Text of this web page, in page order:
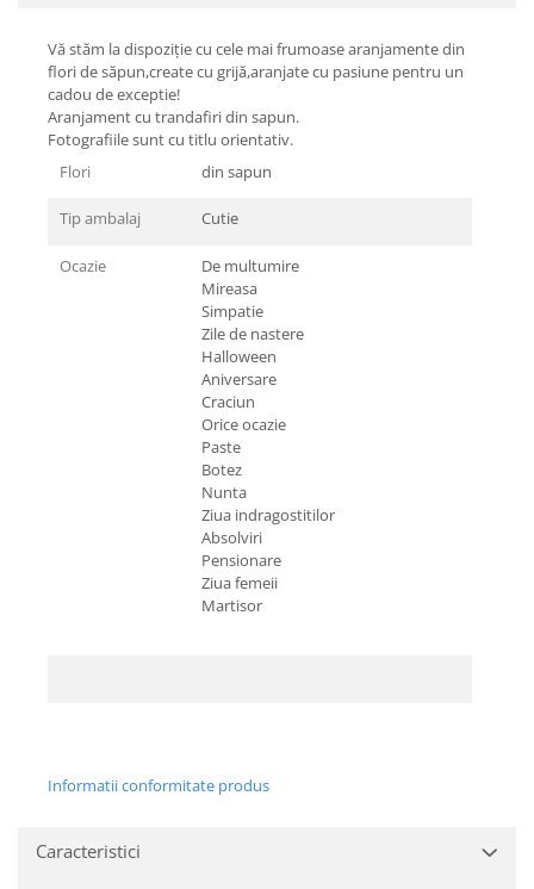
Vă stăm la dispoziție cu cele mai frumoase aranjamente din
flori de săpun,create cu grijă,aranjate cu pasiune pentru un
cadou de exceptie!
Aranjament cu trandafiri din sapun.
Fotografiile sunt cu titlu orientativ.
Flori
din sapun
Tip ambalaj Cutie
Ocazie
De multumire
Mireasa
Simpatie
Zile de nastere
Halloween
Aniversare
Craciun
Orice ocazie
Paste
Botez
Nunta
Ziua indragostitilor
Absolviri
Pensionare
Ziua femeii
Martisor
Informatii conformitate produs
Caracteristici